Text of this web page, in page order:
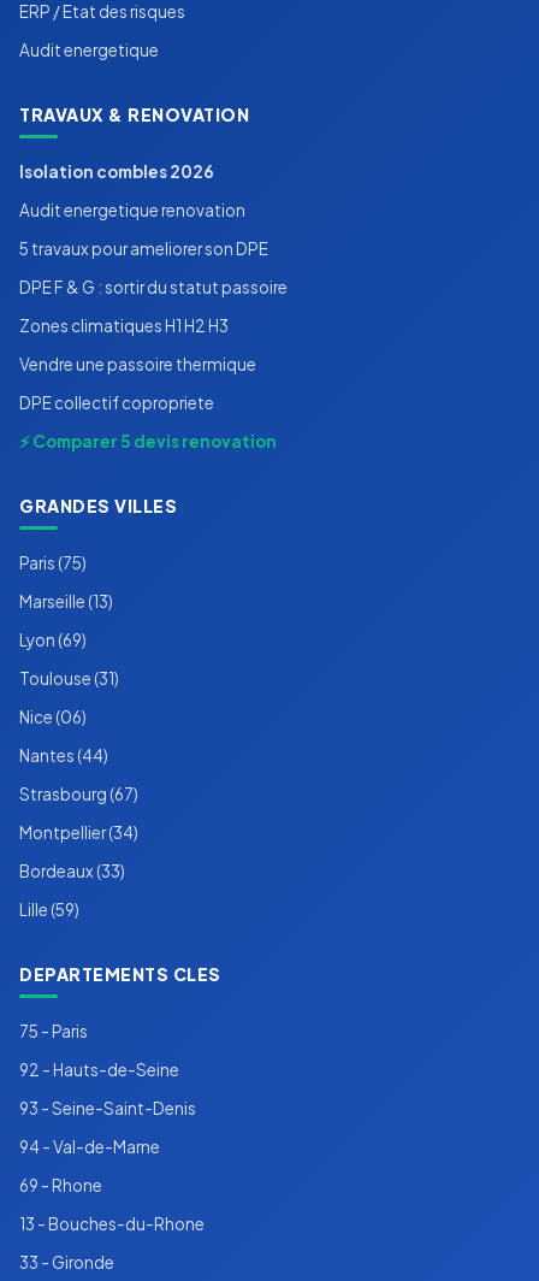
ERP / Etat des risques
Audit energetique
TRAVAUX & RENOVATION
Isolation combles 2026
Audit energetique renovation
5 travaux pour ameliorer son DPE
DPE F & G : sortir du statut passoire
Zones climatiques H1 H2 H3
Vendre une passoire thermique
DPE collectif copropriete
⚡ Comparer 5 devis renovation
GRANDES VILLES
Paris (75)
Marseille (13)
Lyon (69)
Toulouse (31)
Nice (06)
Nantes (44)
Strasbourg (67)
Montpellier (34)
Bordeaux (33)
Lille (59)
DEPARTEMENTS CLES
75 - Paris
92 - Hauts-de-Seine
93 - Seine-Saint-Denis
94 - Val-de-Marne
69 - Rhone
13 - Bouches-du-Rhone
33 - Gironde